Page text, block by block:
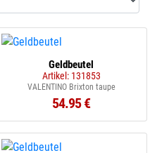
Geldbeutel
Artikel: 131853
VALENTINO Brixton taupe
54.95 €